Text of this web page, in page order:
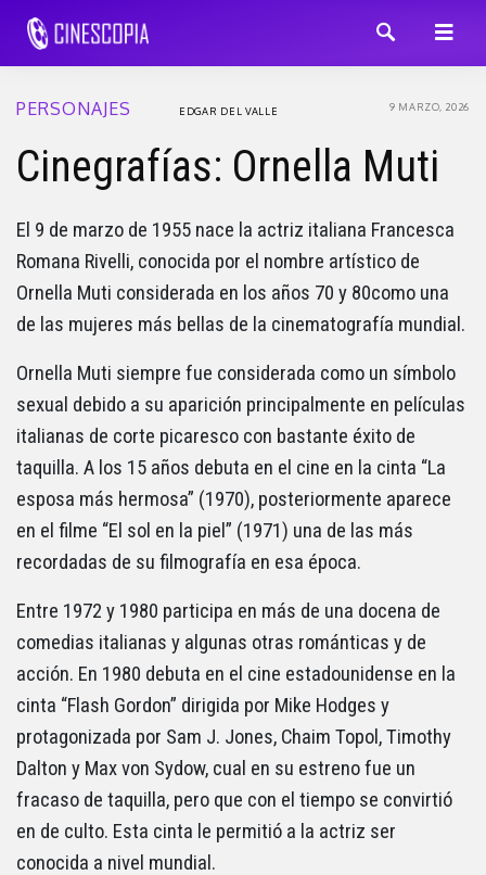
PERSONAJES 9 MARZO, 2026
EDGAR DEL VALLE
Cinegrafías: Ornella Muti
El 9 de marzo de 1955 nace la actriz italiana Francesca
Romana Rivelli, conocida por el nombre artístico de
Ornella Muti considerada en los años 70 y 80como una
de las mujeres más bellas de la cinematografía mundial.
Ornella Muti siempre fue considerada como un símbolo
sexual debido a su aparición principalmente en películas
italianas de corte picaresco con bastante éxito de
taquilla. A los 15 años debuta en el cine en la cinta “La
esposa más hermosa” (1970), posteriormente aparece
en el filme “El sol en la piel” (1971) una de las más
recordadas de su filmografía en esa época.
Entre 1972 y 1980 participa en más de una docena de
comedias italianas y algunas otras románticas y de
acción. En 1980 debuta en el cine estadounidense en la
cinta “Flash Gordon” dirigida por Mike Hodges y
protagonizada por Sam J. Jones, Chaim Topol, Timothy
Dalton y Max von Sydow, cual en su estreno fue un
fracaso de taquilla, pero que con el tiempo se convirtió
en de culto. Esta cinta le permitió a la actriz ser
conocida a nivel mundial.